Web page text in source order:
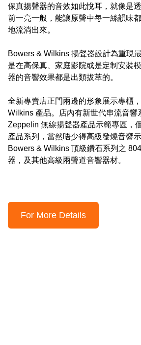
保真揚聲器的音效如此悅耳，就像是
前一亮一般，能讓原聲中每一絲韻味
地流淌出來。
Bowers & Wilkins 揚聲器設計為重現
是在高保真、家庭影院或是定制安裝
器的音響效果都是出類拔萃的。
全新專賣店正門兩邊的形象展示專櫃
Wilkins 產品。店內有新世代串流音響
Zeppelin 無線揚聲器產品示範專區，
產品系列，當然唔少得高級發燒音響
Bowers & Wilkins 頂級鑽石系列之
器，及其他高級兩聲道音響器材。
For More Details